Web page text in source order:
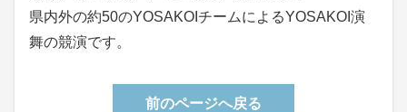
県内外の約50のYOSAKOIチームによるYOSAKOI演
舞の競演です。
前のページへ戻る